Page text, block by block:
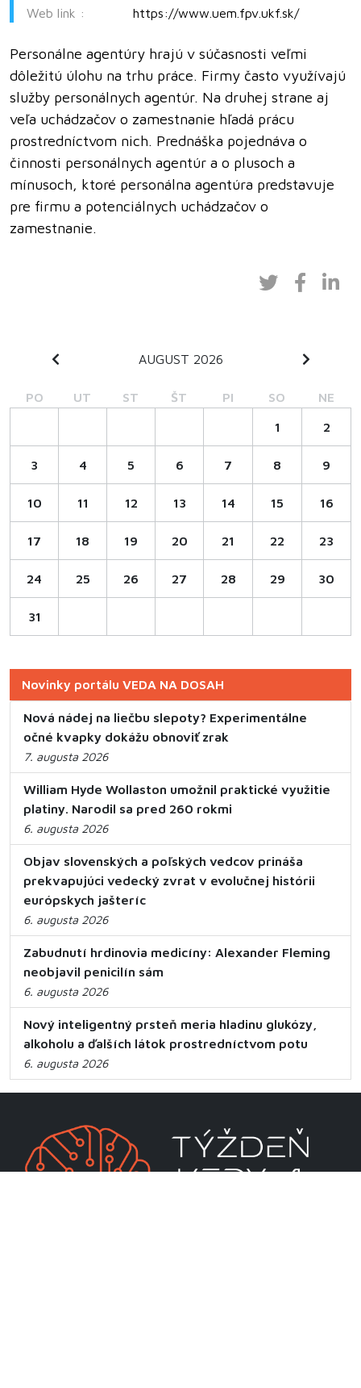
Web link :
https://www.uem.fpv.ukf.sk/
Personálne agentúry hrajú v súčasnosti veľmi
dôležitú úlohu na trhu práce. Firmy často využívajú
služby personálnych agentúr. Na druhej strane aj
veľa uchádzačov o zamestnanie hľadá prácu
prostredníctvom nich. Prednáška pojednáva o
činnosti personálnych agentúr a o plusoch a
mínusoch, ktoré personálna agentúra predstavuje
pre firmu a potenciálnych uchádzačov o
zamestnanie.
AUGUST 2026
PO UT ST ŠT PI SO NE
1 2
3 4 5 6 7 8 9
10 11 12 13 14 15 16
17 18 19 20 21 22 23
24 25 26 27 28 29 30
31
Novinky portálu VEDA NA DOSAH
Nová nádej na liečbu slepoty? Experimentálne
očné kvapky dokážu obnoviť zrak
7. augusta 2026
William Hyde Wollaston umožnil praktické využitie
platiny. Narodil sa pred 260 rokmi
6. augusta 2026
Objav slovenských a poľských vedcov prináša
prekvapujúci vedecký zvrat v evolučnej histórii
európskych jašteríc
6. augusta 2026
Zabudnutí hrdinovia medicíny: Alexander Fleming
neobjavil penicilín sám
6. augusta 2026
Nový inteligentný prsteň meria hladinu glukózy,
alkoholu a ďalších látok prostredníctvom potu
6. augusta 2026